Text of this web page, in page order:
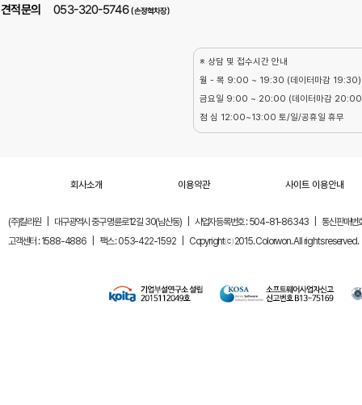
※ 상담 및 접수시간 안내
월 - 목 9:00 ~ 19:30 (데이터마감 19:30)
금요일 9:00 ~ 20:00 (데이터마감
점 심 12:00~13:00 토/일/공휴일 휴무
회사소개 이용약관 사이트 이용안내
(주)칼라원| 대구광역시 중구 명륜로12길 30(남산동)| 사업자등록번호 : 504-81-86343
통신판매
고객센터 : 1588-4886| 팩스 : 053-422-1592| Copyrightⓒ 2015. Colorwon. All rights reserved.